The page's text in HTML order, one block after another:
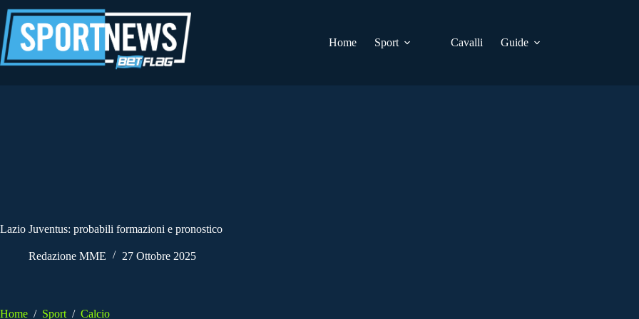
al
contenuto
Home
Sport Cavalli Guide
Lazio Juventus: probabili formazioni e pronostico
Redazione MME 27 Ottobre 2025
Home / Sport / Calcio